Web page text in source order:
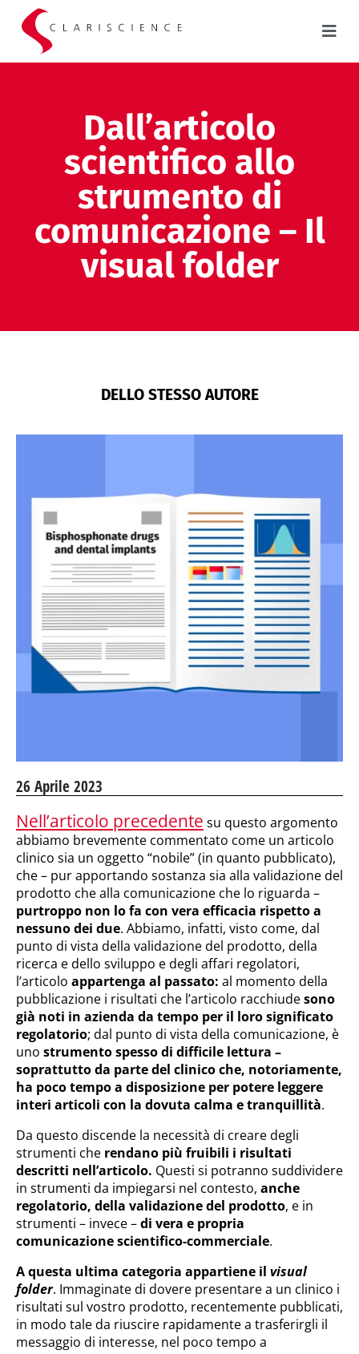
Dall’articolo
scientifico allo
strumento di
comunicazione – Il
visual folder
DELLO STESSO AUTORE
26 Aprile 2023
Nell’articolo precedente su questo argomento
abbiamo brevemente commentato come un articolo
clinico sia un oggetto “nobile” (in quanto pubblicato),
che – pur apportando sostanza sia alla validazione del
prodotto che alla comunicazione che lo riguarda –
purtroppo non lo fa con vera efficacia rispetto a
nessuno dei due. Abbiamo, infatti, visto come, dal
punto di vista della validazione del prodotto, della
ricerca e dello sviluppo e degli affari regolatori,
l’articolo appartenga al passato: al momento della
pubblicazione i risultati che l’articolo racchiudesono
già noti in azienda da tempo per il loro significato
regolatorio; dal punto di vista della comunicazione, è
uno strumento spesso di difficile lettura –
soprattutto da parte del clinico che, notoriamente,
ha poco tempo a disposizione per potere leggere
interi articoli con la dovuta calma e tranquillità.
Da questo discende la necessità di creare degli
strumenti che rendano più fruibili i risultati
descritti nell’articolo. Questi si potranno suddividere
in strumenti da impiegarsi nel contesto, anche
regolatorio, della validazione del prodotto, e in
strumenti – invece –di vera e propria
comunicazione scientifico-commerciale.
A questa ultima categoria appartiene il visual
folder. Immaginate di dovere presentare a un clinico i
risultati sul vostro prodotto, recentemente pubblicati,
in modo tale da riuscire rapidamente a trasferirgli il
messaggio di interesse, nel poco tempo a